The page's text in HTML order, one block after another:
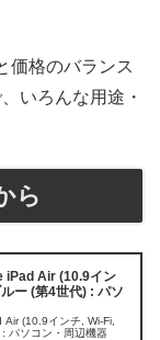
価格のバランス
いろんな用途・
ら
iPad Air (10.9イン
ー (第4世代) : パソ
(10.9インチ, Wi-Fi,
パソコン・周辺機器